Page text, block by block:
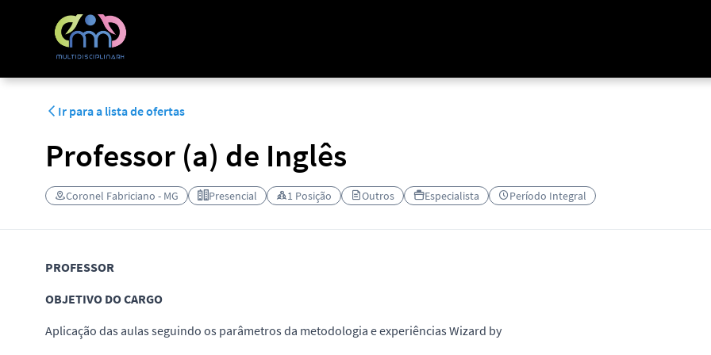
Ir para a lista de ofertas
Professor (a) de Inglês
Coronel Fabriciano - MG Presencial 1 Posição Outros Especialista Período Integral
PROFESSOR
OBJETIVO DO CARGO
Aplicação das aulas seguindo os parâmetros da metodologia e experiências Wizard by